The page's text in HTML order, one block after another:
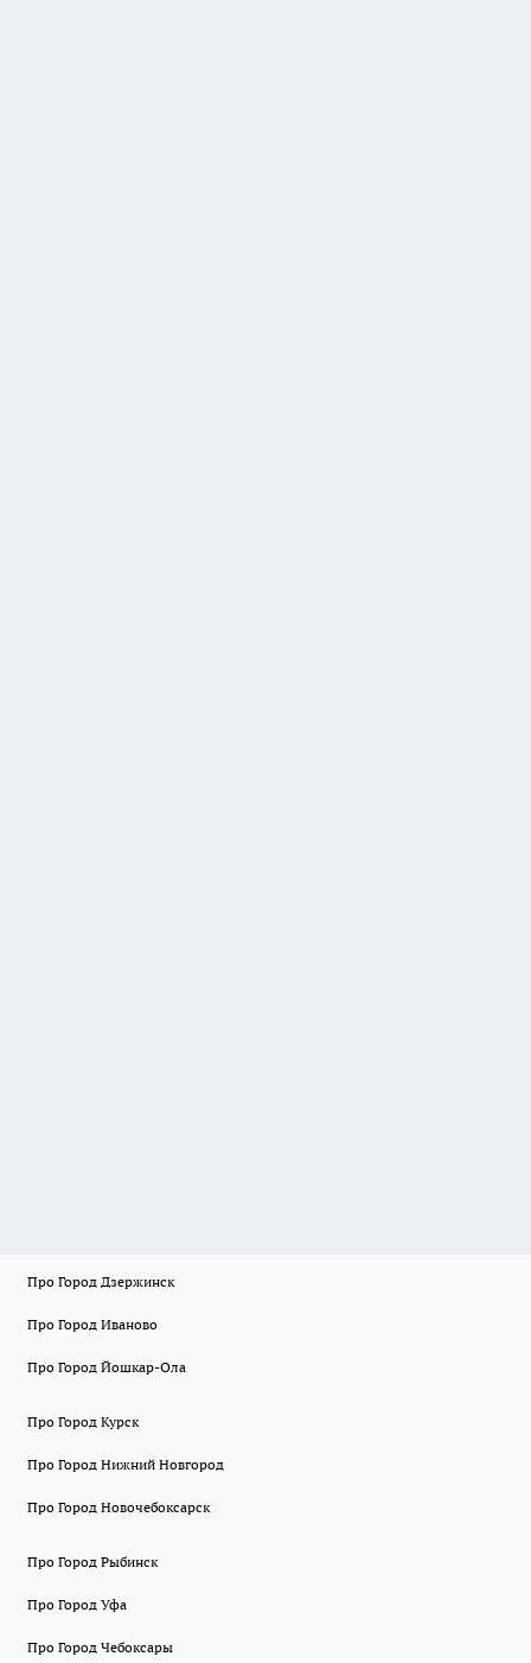
Про Город Дзержинск
Про Город Иваново
Про Город Йошкар-Ола
Про Город Курск
Про Город Нижний Новгород
Про Город Новочебоксарск
Про Город Рыбинск
Про Город Уфа
Про Город Чебоксары